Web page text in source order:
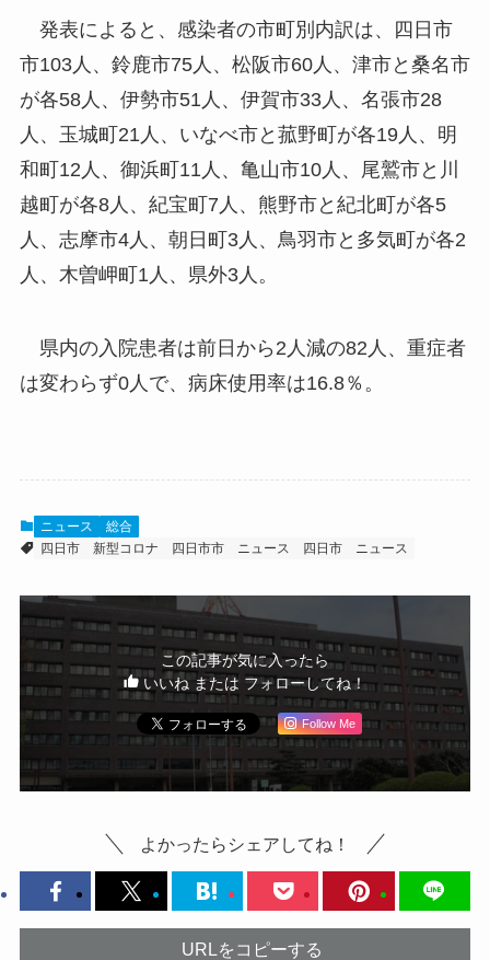
発表によると、感染者の市町別内訳は、四日市
市103人、鈴鹿市75人、松阪市60人、津市と桑名市
が各58人、伊勢市51人、伊賀市33人、名張市28
人、玉城町21人、いなべ市と菰野町が各19人、明
和町12人、御浜町11人、亀山市10人、尾鷲市と川
越町が各8人、紀宝町7人、熊野市と紀北町が各5
人、志摩市4人、朝日町3人、鳥羽市と多気町が各2
人、木曽岬町1人、県外3人。
県内の入院患者は前日から2人減の82人、重症者
は変わらず0人で、病床使用率は16.8％。
ニュース
総合
四日市
新型コロナ 四日市市 ニュース 四日市 ニュース
この記事が気に入ったら
いいね または フォローしてね！
Follow Me
よかったらシェアしてね！
URLをコピーする